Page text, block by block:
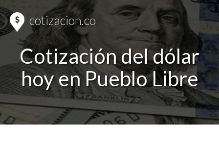
cotizacion.co
Cotización del dólar
hoy en Pueblo Libre